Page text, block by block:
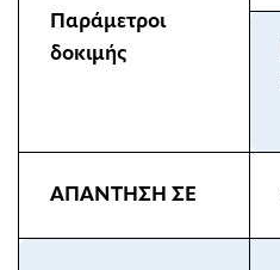
Παράμετροι
δοκιμής
ΑΠΑΝΤΗΣΗ ΣΕ